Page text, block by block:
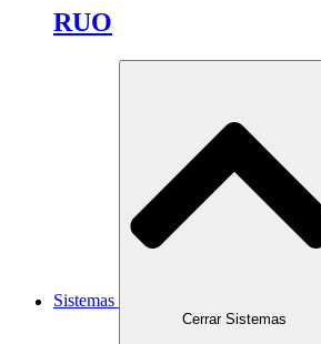
RUO
Sistemas
Cerrar Sistemas